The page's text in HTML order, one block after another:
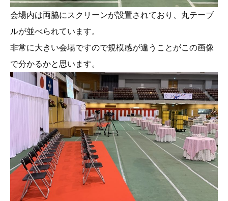
会場内は両脇にスクリーンが設置されており、丸テーブ
ルが並べられています。
非常に大きい会場ですので規模感が違うことがこの画像
で分かるかと思います。